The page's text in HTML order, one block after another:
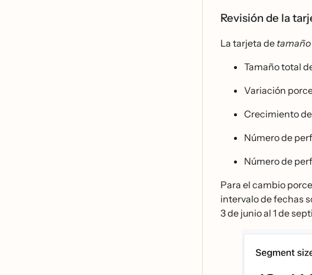
Revisión de la
La tarjeta de
Tamaño total
Variación
Crecimiento
Número de
Número de
Para el cambio
intervalo de fechas
3 de junio al 1 de